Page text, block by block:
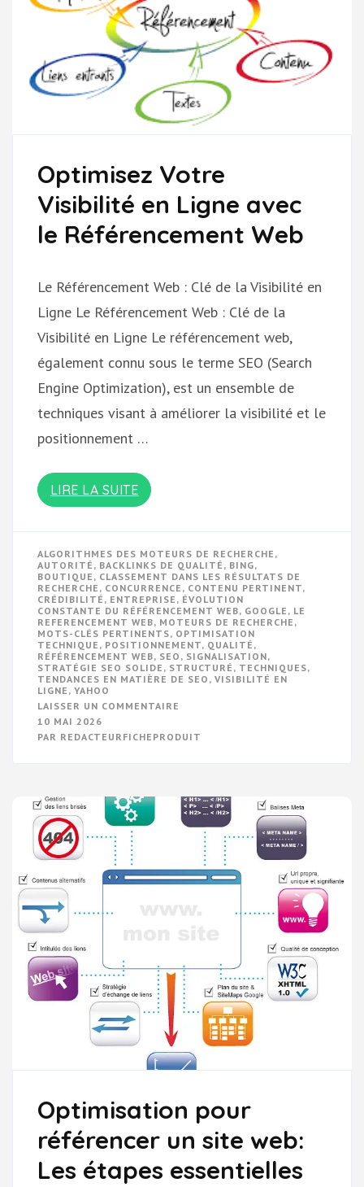
Optimisez Votre
Visibilité en Ligne avec
le Référencement Web
Le Référencement Web : Clé de la Visibilité en
Ligne Le Référencement Web : Clé de la
Visibilité en Ligne Le référencement web,
également connu sous le terme SEO (Search
Engine Optimization), est un ensemble de
techniques visant à améliorer la visibilité et le
positionnement …
LIRE LA SUITE
ALGORITHMES DES MOTEURS DE RECHERCHE ,
AUTORITÉ , BACKLINKS DE QUALITÉ , BING,
BOUTIQUE , CLASSEMENT DANS LES RÉSULTATS DE
RECHERCHE , CONCURRENCE , CONTENU PERTINENT,
CRÉDIBILITÉ , ENTREPRISE , ÉVOLUTION
CONSTANTE DU RÉFÉRENCEMENT WEB, GOOGLE , LE
REFERENCEMENT WEB, MOTEURS DE RECHERCHE ,
MOTS-CLÉS PERTINENTS, OPTIMISATION
TECHNIQUE , POSITIONNEMENT, QUALITÉ ,
RÉFÉRENCEMENT WEB, SEO , SIGNALISATION,
STRATÉGIE SEO SOLIDE , STRUCTURÉ , TECHNIQUES,
TENDANCES EN MATIÈRE DE SEO , VISIBILITÉ EN
LIGNE , YAHOO
LAISSER UN COMMENTAIRE
VISIBILITÉ
RÉFÉRENCEMENT
WEB
10 MAI 2026
PAR REDACTEURFICHEPRODUIT
Optimisation pour
référencer un site web:
Les étapes essentielles